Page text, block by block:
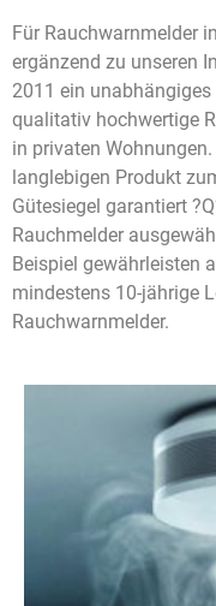
Für Rauchwarnmelder
ergänzend zu unseren
2011 ein
qualitativ hochwertige
in privaten
langlebigen Produkt
Gütesiegel garantiert
Rauchmelder
Beispiel gewährleisten
mindestens 10-jährige
Rauchwarnmelder.